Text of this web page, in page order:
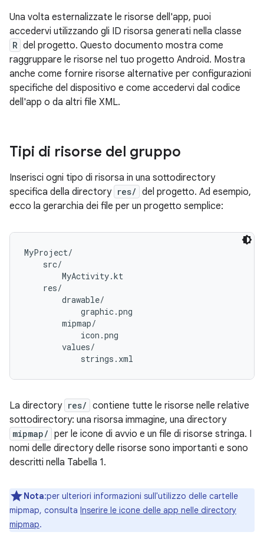
Una volta esternalizzate le risorse dell'app, puoi
accedervi utilizzando gli ID risorsa generati nella classe
R del progetto. Questo documento mostra come
raggruppare le risorse nel tuo progetto Android. Mostra
anche come fornire risorse alternative per configurazioni
specifiche del dispositivo e come accedervi dal codice
dell'app o da altri file XML.
Tipi di risorse del gruppo
Inserisci ogni tipo di risorsa in una sottodirectory
specifica della directory res/ del progetto. Ad esempio,
ecco la gerarchia dei file per un progetto semplice:
MyProject/
    src/
        MyActivity.kt
    res/
        drawable/
            graphic.png
        mipmap/
            icon.png
        values/
La directory res/ contiene tutte le risorse nelle relative
sottodirectory: una risorsa immagine, una directory
mipmap/ per le icone di avvio e un file di risorse stringa. I
nomi delle directory delle risorse sono importanti e sono
descritti nella Tabella 1.
Nota:per ulteriori informazioni sull'utilizzo delle cartelle
mipmap, consulta Inserire le icone delle app nelle directory
mipmap.